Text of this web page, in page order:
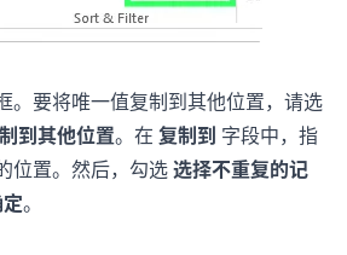
。要将唯一值复制到其他位置，请选
到其他位置。在 复制到 字段中，指
位置。然后，勾选选择不重复的记
。